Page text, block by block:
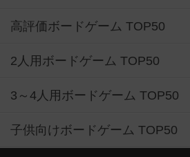
高評価ボードゲーム TOP50
2人用ボードゲーム TOP50
3～4人用ボードゲーム TOP50
子供向けボードゲーム TOP50